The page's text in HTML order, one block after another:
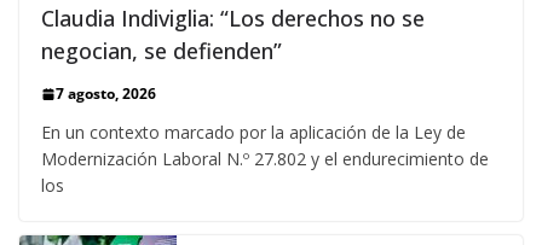
Claudia Indiviglia: “Los derechos no se
negocian, se defienden”
7 agosto, 2026
En un contexto marcado por la aplicación de la Ley de
Modernización Laboral N.º 27.802 y el endurecimiento de
los